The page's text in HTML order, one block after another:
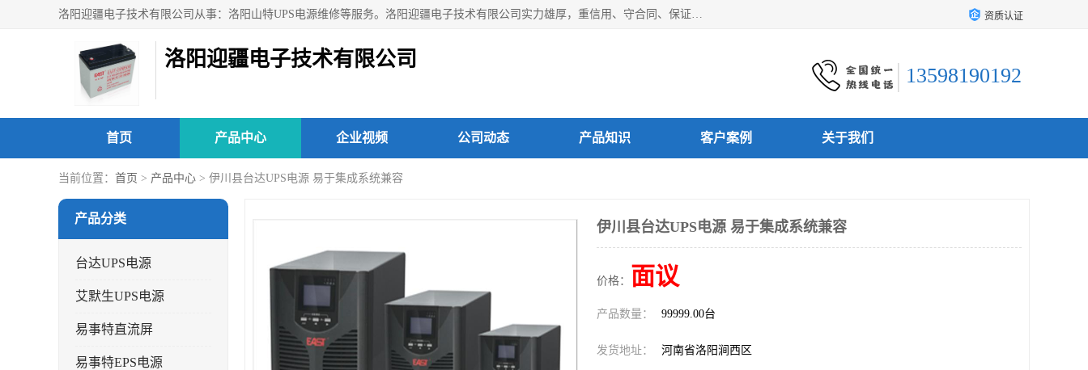
洛阳迎疆电子技术有限公司从事：洛阳山特UPS电源维修等服务。洛阳迎疆电子技术有限公司实力雄厚，重信用、守合同、保证产品质量，以多品种经营特色和薄利多销的原则，赢得了广大客户的信任。公司的宗旨——用服务求发展，用质量求生存！ 资质认证
洛阳迎疆电子技术有限公司
13598190192
首页 产品中心 企业视频 公司动态 产品知识 客户案例 关于我们
当前位置： 首页 > 产品中心 > 伊川县台达UPS电源 易于集成系统兼容
产品分类
台达UPS电源
艾默生UPS电源
易事特直流屏
易事特EPS电源
伊川县台达UPS电源 易于集成系统兼容
价格： 面议
产品数量： 99999.00台
发货地址： 河南省洛阳涧西区